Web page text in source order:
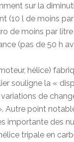
sur la
(10 l de moins
de moins par
(pas de 50 h
hélice)
souligne la «
de
Autre point
importante des
tripale en